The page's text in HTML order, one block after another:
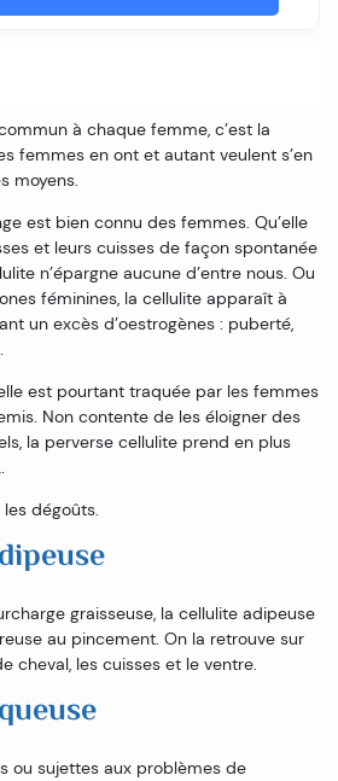
à chaque femme, c’est la
femmes en ont et autant veulent s’en
moyens.
est bien connu des femmes. Qu’elle
et leurs cuisses de façon spontanée
n’épargne aucune d’entre nous. Ou
féminines, la cellulite apparaît à
un excès d’oestrogènes : puberté,
est pourtant traquée par les femmes
Non contente de les éloigner des
la perverse cellulite prend en plus
dégoûts.
graisseuse, la cellulite adipeuse
au pincement. On la retrouve sur
cheval, les cuisses et le ventre.
ou sujettes aux problèmes de